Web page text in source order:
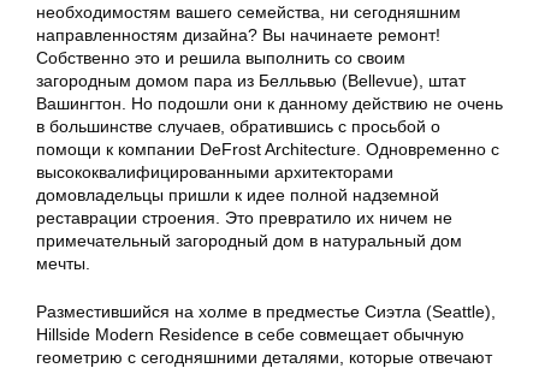
необходимостям вашего семейства, ни сегодняшним
направленностям дизайна? Вы начинаете ремонт!
Собственно это и решила выполнить со своим
загородным домом пара из Белльвью (Bellevue), штат
Вашингтон. Но подошли они к данному действию не очень
в большинстве случаев, обратившись с просьбой о
помощи к компании DeFrost Architecture. Одновременно с
высококвалифицированными архитекторами
домовладельцы пришли к идее полной надземной
реставрации строения. Это превратило их ничем не
примечательный загородный дом в натуральный дом
мечты.
Разместившийся на холме в предместье Сиэтла (Seattle),
Hillside Modern Residence в себе совмещает обычную
геометрию с сегодняшними деталями, которые отвечают